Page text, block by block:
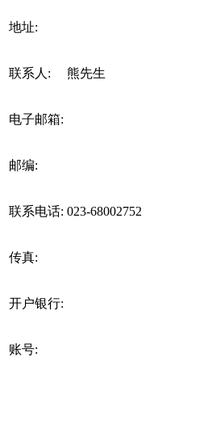
地址:
联系人: 熊先生
电子邮箱:
邮编:
联系电话: 023-68002752
传真:
开户银行:
账号: